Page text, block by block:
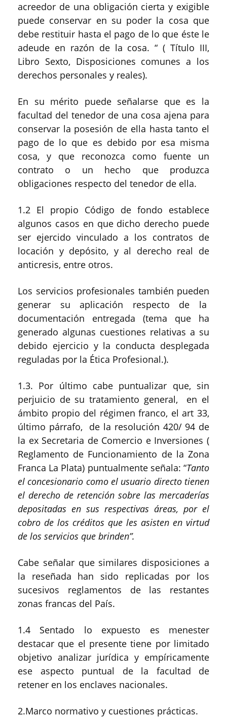
acreedor de una obligación cierta y exigible
puede conservar en su poder la cosa que
debe restituir hasta el pago de lo que éste le
adeude en razón de la cosa. “ ( Título III,
Libro Sexto, Disposiciones comunes a los
derechos personales y reales).
En su mérito puede señalarse que es la
facultad del tenedor de una cosa ajena para
conservar la posesión de ella hasta tanto el
pago de lo que es debido por esa misma
cosa, y que reconozca como fuente un
contrato o un hecho que produzca
obligaciones respecto del tenedor de ella.
1.2 El propio Código de fondo establece
algunos casos en que dicho derecho puede
ser ejercido vinculado a los contratos de
locación y depósito, y al derecho real de
anticresis, entre otros.
Los servicios profesionales también pueden
generar su aplicación respecto de la
documentación entregada (tema que ha
generado algunas cuestiones relativas a su
debido ejercicio y la conducta desplegada
reguladas por la Ética Profesional.).
1.3. Por último cabe puntualizar que, sin
perjuicio de su tratamiento general, en el
ámbito propio del régimen franco, el art 33,
último párrafo, de la resolución 420/ 94 de
la ex Secretaria de Comercio e Inversiones (
Reglamento de Funcionamiento de la Zona
Franca La Plata) puntualmente señala: “Tanto
el concesionario como el usuario directo tienen
el derecho de retención sobre las mercaderías
depositadas en sus respectivas áreas, por el
cobro de los créditos que les asisten en virtud
de los servicios que brinden”.
Cabe señalar que similares disposiciones a
la reseñada han sido replicadas por los
sucesivos reglamentos de las restantes
zonas francas del País.
1.4 Sentado lo expuesto es menester
destacar que el presente tiene por limitado
objetivo analizar jurídica y empíricamente
ese aspecto puntual de la facultad de
retener en los enclaves nacionales.
2.Marco normativo y cuestiones prácticas.